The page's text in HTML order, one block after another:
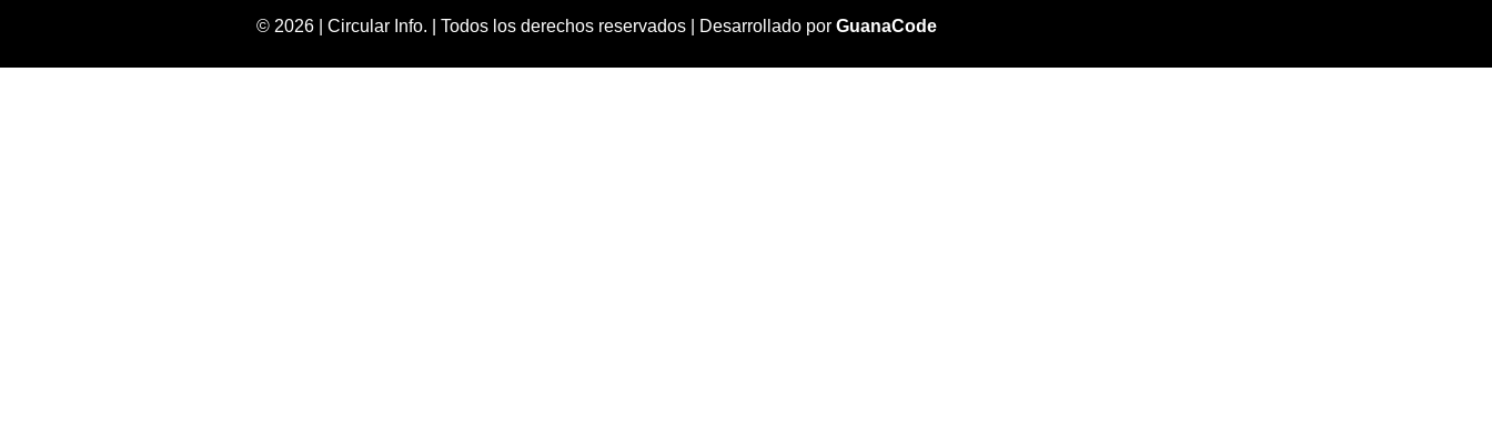
© 2026 | Circular Info. | Todos los derechos reservados | Desarrollado por GuanaCode